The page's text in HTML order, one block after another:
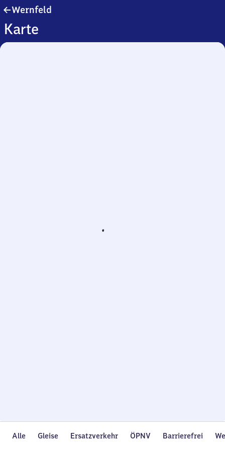
Wernfeld
Karte
Alle Gleise Ersatzverkehr ÖPNV Barrierefrei